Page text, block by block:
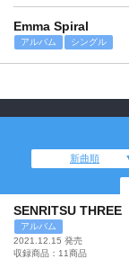
Emma Spiral
アルバム シングル
新曲順
SENRITSU THREE
アルバム
2021.12.15 発売
収録商品：11商品